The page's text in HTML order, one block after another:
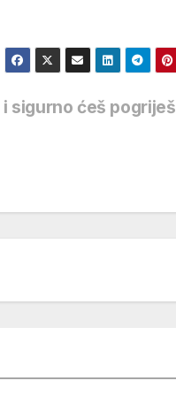
i sigurno ćeš